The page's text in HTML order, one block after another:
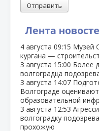
Лента
4 августа 09:15 Музей
кургана —
3 августа 15:00 Более
волгоградца
3 августа 14:07
Волгограде
образовательной
3 августа 12:53
волгоградку
прохожую
Отправить